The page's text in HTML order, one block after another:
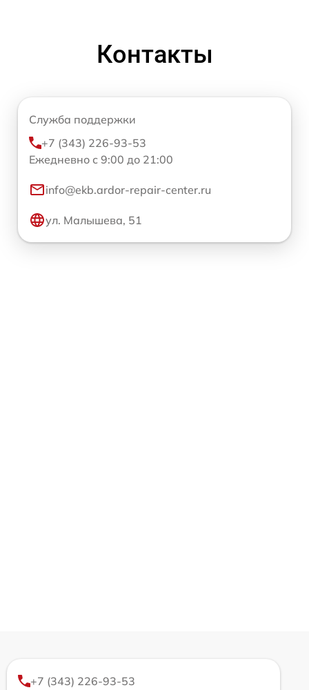
Контакты
Служба поддержки
+7 (343) 226-93-53
Ежедневно с 9:00 до 21:00
info@ekb.ardor-repair-center.ru
ул. Малышева, 51
+7 (343) 226-93-53